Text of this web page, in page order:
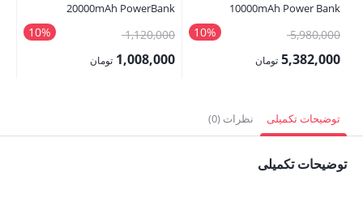
10000mAh Power Bank
10% 5,980,000قیمت
اصلی:5,382,000 تومان
5,382,000 تومان.
20000mAh PowerBank
10% 1,120,000قیمت
اصلی:1,008,000 تومان
توضیحات تکمیلی نظرات (0)
توضیحات تکمیلی